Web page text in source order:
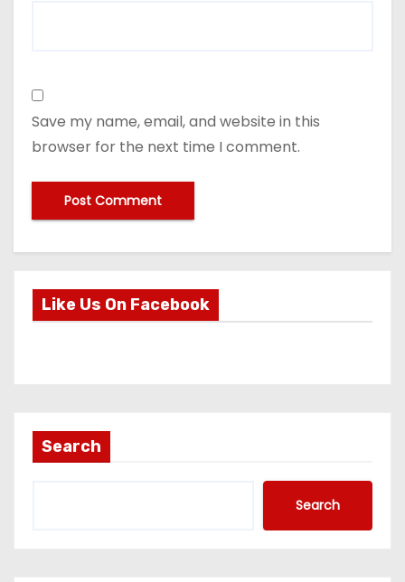
Save my name, email, and website in this
browser for the next time I comment.
Like Us On Facebook
Search
Search